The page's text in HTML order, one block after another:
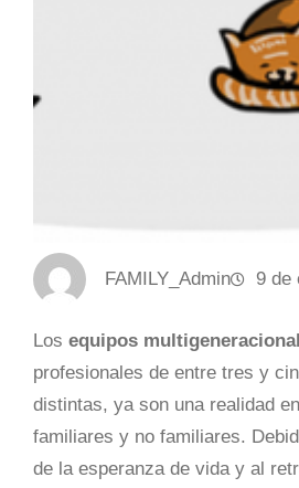
FAMILY_Admin 9 de
Los equipos
profesionales de entre tres y
distintas, ya son una realidad
familiares y no familiares.
de la esperanza de vida y al